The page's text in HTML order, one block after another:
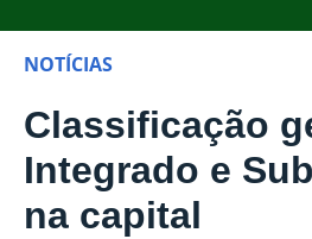
NOTÍCIAS
Classificação
Integrado e
na capital